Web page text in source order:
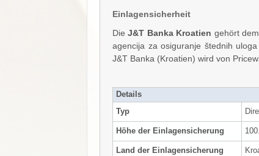
Einlagensicherheit
DieJ&T Banka Kroatien gehört
agencija za osiguranje štednih
J&T Banka (Kroatien) wird von
Details
Typ
Höhe der Einlagensicherung
Land der Einlagensicherung